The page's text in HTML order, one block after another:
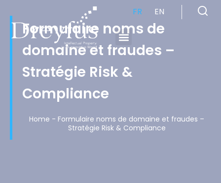
FR EN
Formulaire noms de
domaine et fraudes –
Stratégie Risk &
Compliance
Home - Formulaire noms de domaine et fraudes –
Stratégie Risk & Compliance